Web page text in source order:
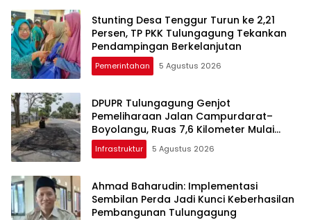
Stunting Desa Tenggur Turun ke 2,21
Persen, TP PKK Tulungagung Tekankan
Pendampingan Berkelanjutan
Pemerintahan 5 Agustus 2026
DPUPR Tulungagung Genjot
Pemeliharaan Jalan Campurdarat–
Boyolangu, Ruas 7,6 Kilometer Mulai
Diperbaiki
Infrastruktur 5 Agustus 2026
Ahmad Baharudin: Implementasi
Sembilan Perda Jadi Kunci Keberhasilan
Pembangunan Tulungagung